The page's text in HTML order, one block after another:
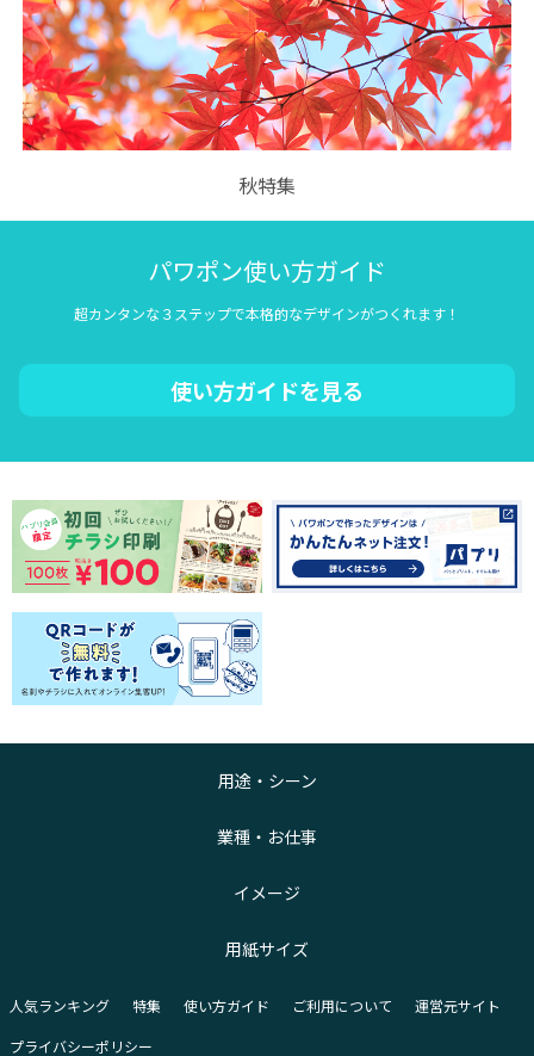
秋特集
パワポン使い方ガイド
超カンタンな３ステップで本格的なデザインがつくれます！
使い方ガイドを見る
用途・シーン
業種・お仕事
イメージ
用紙サイズ
人気ランキング 特集 使い方ガイド ご利用について
運営元サイト
プライバシーポリシー